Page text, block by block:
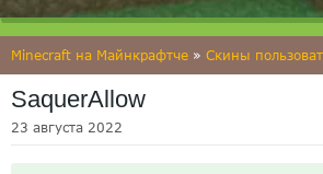
Minecraft на Майнкрафтче » Скины
SaquerAllow
23 августа 2022